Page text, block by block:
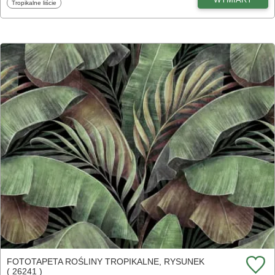
Fototapety
Tropikalne liście
FOTOTAPETA ROŚLINY TROPIKALNE, RYSUNEK
( 26241 )